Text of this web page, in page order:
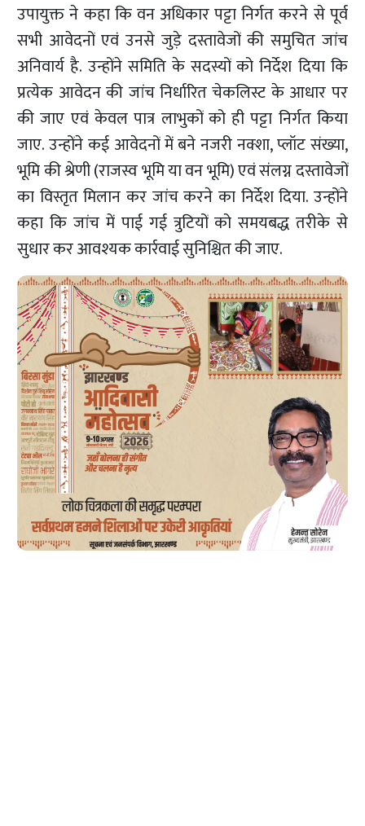
उपायुक्त ने कहा कि वन अधिकार पट्टा निर्गत करने से पूर्व
सभी आवेदनों एवं उनसे जुड़े दस्तावेजों की समुचित जांच
अनिवार्य है. उन्होंने समिति के सदस्यों को निर्देश दिया कि
प्रत्येक आवेदन की जांच निर्धारित चेकलिस्ट के आधार पर
की जाए एवं केवल पात्र लाभुकों को ही पट्टा निर्गत किया
जाए. उन्होंने कई आवेदनों में बने नजरी नक्शा, प्लॉट संख्या,
भूमि की श्रेणी (राजस्व भूमि या वन भूमि) एवं संलग्न दस्तावेजों
का विस्तृत मिलान कर जांच करने का निर्देश दिया. उन्होंने
कहा कि जांच में पाई गई त्रुटियों को समयबद्ध तरीके से
सुधार कर आवश्यक कार्रवाई सुनिश्चित की जाए.